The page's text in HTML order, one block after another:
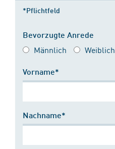
*Pflichtfeld
Bevorzugte Anrede
Männlich Weiblich
Vorname*
Nachname*